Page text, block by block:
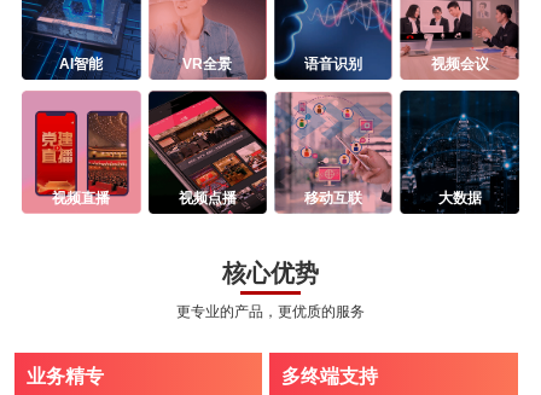
AI智能 VR全景 语音识别 视频会议
视频直播 视频点播 移动互联 大数据
核心优势
更专业的产品，更优质的服务
业务精专 多终端支持